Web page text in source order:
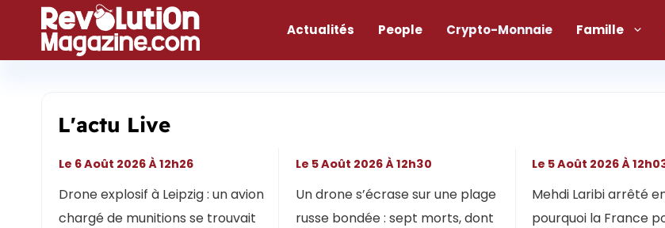
contenu
Actualités People Crypto-Monnaie Famille
L'actu Live
Drone explosif à Leipzig : un avion
chargé de munitions se trouvait
Le 6 Août 2026 À 12h26
Un drone s’écrase sur une plage
russe bondée : sept morts, dont
Le 5 Août 2026 À 12h30
Mehdi Laribi arrêté
pourquoi la France
Le 5 Août 2026 À